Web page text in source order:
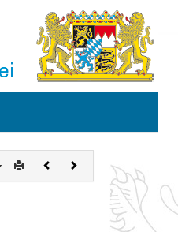
Download
DruckenVorherigesNächstes
Dokument